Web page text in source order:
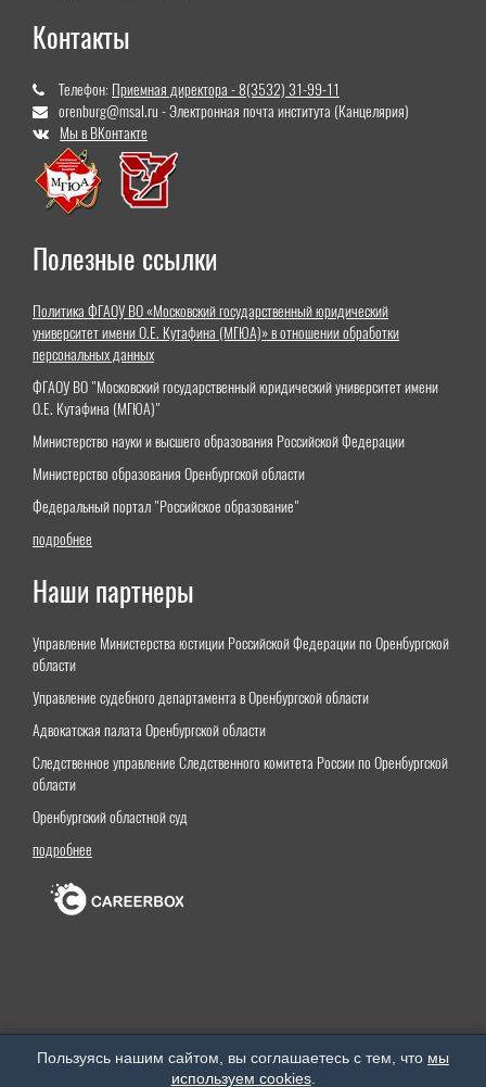
Контакты
Телефон: Приемная директора - 8(3532) 31-99-11
orenburg@msal.ru - Электронная почта института (Канцелярия)
Мы в ВКонтакте
Полезные ссылки
Политика ФГАОУ ВО «Московский государственный юридический
университет имени О.Е. Кутафина (МГЮА)» в отношении обработки
персональных данных
ФГАОУ ВО "Московский государственный юридический университет имени
О.Е. Кутафина (МГЮА)"
Министерство науки и высшего образования Российской Федерации
Министерство образования Оренбургской области
Федеральный портал "Российское образование"
подробнее
Наши партнеры
Управление Министерства юстиции Российской Федерации по Оренбургской
области
Управление судебного департамента в Оренбургской области
Адвокатская палата Оренбургской области
Следственное управление Следственного комитета России по Оренбургской
области
Оренбургский областной суд
подробнее
Пользуясь нашим сайтом, вы соглашаетесь с тем, что мы
используем cookies.
Оренбургский институт (филиал) федерального государственного бюджетного образовательного
учреждения высшего образования «Московский государственный юридический университет